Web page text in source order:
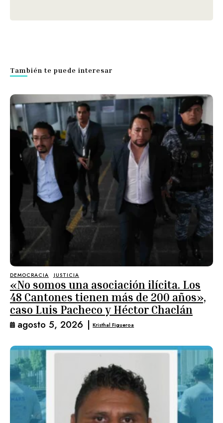
También te puede interesar
DEMOCRACIA JUSTICIA
«No somos una asociación ilícita. Los
48 Cantones tienen más de 200 años»,
caso Luis Pacheco y Héctor Chaclán
agosto 5, 2026 | Kristhal Figueroa